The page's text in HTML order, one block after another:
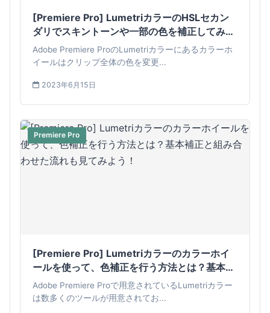
[Premiere Pro] LumetriカラーのHSLセカン
ダリでスキントーンや一部の色を補正してみよ
う
Adobe Premiere ProのLumetriカラーにあるカラーホ
イールはクリップ全体の色を変更...
2023年6月15日
Premiere Pro
[Premiere Pro] Lumetriカラーのカラーホイ
ールを使って、色補正を行う方法とは？基本補
正と組み合わせた流れも見てみよう！
Adobe Premiere Proで用意されているLumetriカラー
は数多くのツールが用意されてお...